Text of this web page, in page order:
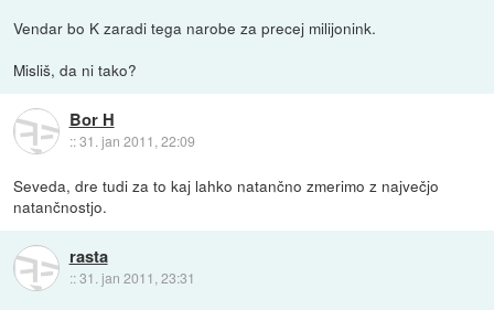
Vendar bo K zaradi tega narobe za precej milijonink.
Misliš, da ni tako?
Bor H
::31. jan 2011, 22:09
Seveda, dre tudi za to kaj lahko natančno zmerimo z največjo
natančnostjo.
rasta
::31. jan 2011, 23:31